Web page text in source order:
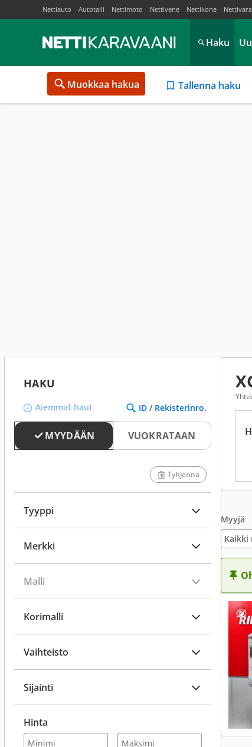
Nettiauto Autotalli Nettimoto Nettivene Nettikone
Haku
Muokkaa hakua Tallenna haku
HAKU
Aiemmat haut ID / Rekisterinro.
MYYDÄÄN VUOKRATAAN
Tyhjennä
Tyyppi
Merkki
Malli
Korimalli
Vaihteisto
Sijainti
Hinta
Myyjä
Kaikki